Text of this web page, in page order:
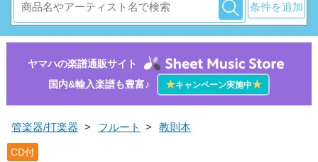
条件を追加
ヤマハの楽譜通販サイト
国内&輸入楽譜も豊富♪
★キャンペーン実施中★
管楽器/打楽器 > フルート > 教則本
CD付